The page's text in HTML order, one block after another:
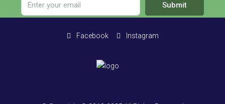
Submit
Facebook Instagram